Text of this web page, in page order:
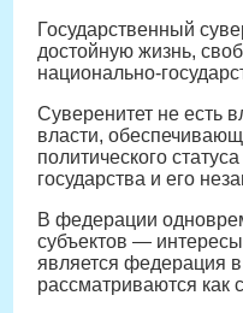
Государственный
достойную жизнь,
национально-
Суверенитет не есть
власти,
политического
государства и его
В федерации
субъектов —
является федерация
рассматриваются как